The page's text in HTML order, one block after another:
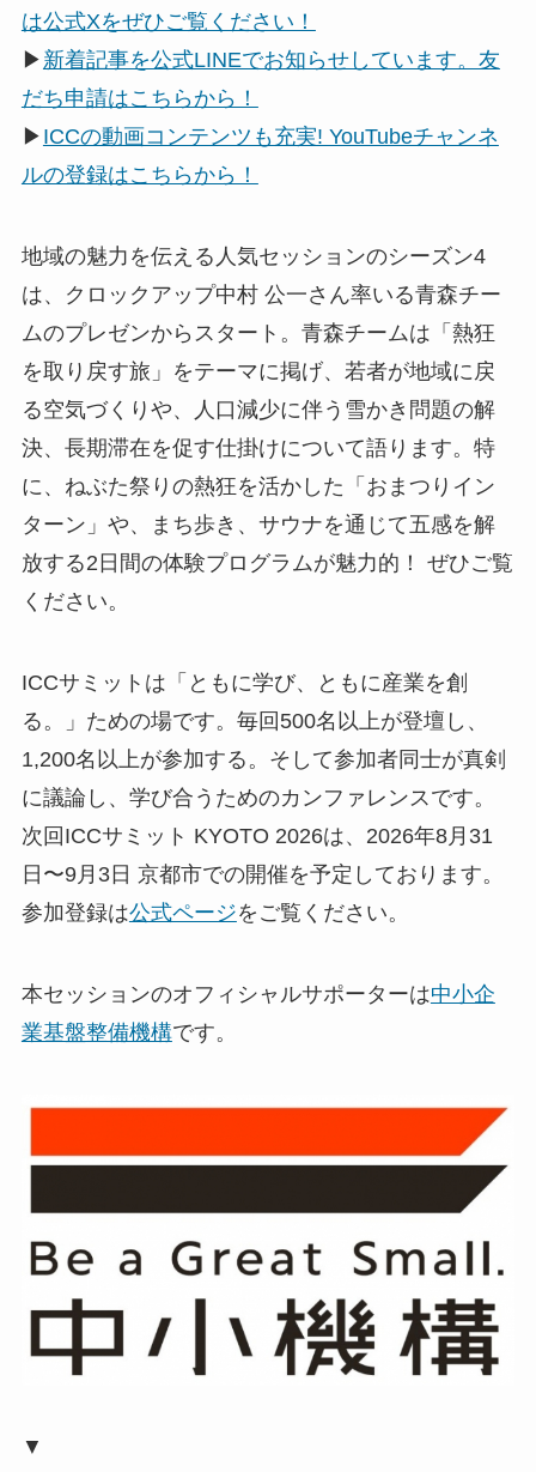
は公式Xをぜひご覧ください！
▶ 新着記事を公式LINEでお知らせしています。友
だち申請はこちらから！
▶ ICCの動画コンテンツも充実! YouTubeチャンネ
ルの登録はこちらから！
地域の魅力を伝える人気セッションのシーズン4
は、クロックアップ中村 公一さん率いる青森チー
ムのプレゼンからスタート。青森チームは「熱狂
を取り戻す旅」をテーマに掲げ、若者が地域に戻
る空気づくりや、人口減少に伴う雪かき問題の解
決、長期滞在を促す仕掛けについて語ります。特
に、ねぶた祭りの熱狂を活かした「おまつりイン
ターン」や、まち歩き、サウナを通じて五感を解
放する2日間の体験プログラムが魅力的！ ぜひご覧
ください。
ICCサミットは「ともに学び、ともに産業を創
る。」ための場です。毎回500名以上が登壇し、
1,200名以上が参加する。そして参加者同士が真剣
に議論し、学び合うためのカンファレンスです。
次回ICCサミット KYOTO 2026は、2026年8月31
日〜9月3日 京都市での開催を予定しております。
参加登録は公式ページをご覧ください。
本セッションのオフィシャルサポーターは中小企
業基盤整備機構です。
▼